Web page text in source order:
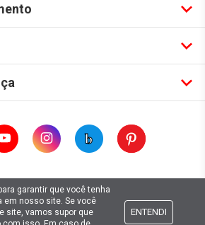
Todos Os Direitos Reservados.
Eireli - EPP CNPJ: 00.149.281/0001-49
garantir que você tenha
em nosso site. Se você
site, vamos supor que
ENTENDI